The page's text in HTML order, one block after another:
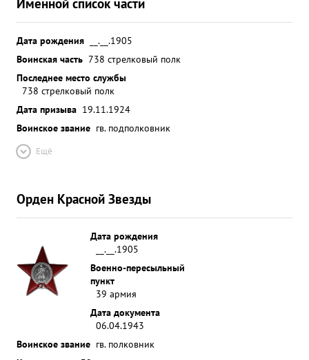
Дата рождения
__.__.1905
Воинская часть 738 стрелковый полк
Последнее место службы
738 стрелковый полк
Дата призыва 19.11.1924
Воинское звание гв. подполковник
Ещё
Орден Красной Звезды
Дата рождения
__.__.1905
Военно-пересыльный
пункт
39 армия
Дата документа
06.04.1943
Воинское звание гв. полковник